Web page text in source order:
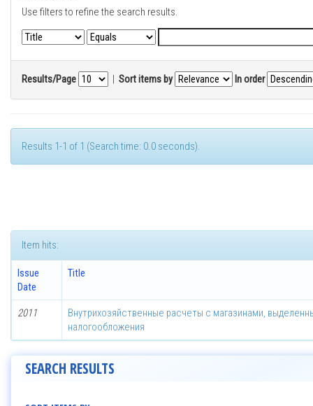
Use filters to refine the search results.
Results/Page | Sort items by In order
Results 1-1 of 1 (Search time: 0.0 seconds).
Item hits:
Issue
Date
Title
2011
Внутрихозяйственные расчеты с магазинами,
налогообложения
SEARCH RESULTS